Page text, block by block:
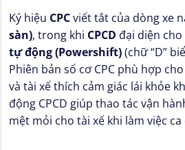
Ký hiệu CPCviết tắt của dòng xe
sàn), trong khi CPCD đại diện
tự động (Powershift)(chữ “D”
Phiên bản số cơ CPC phù hợp
và tài xế thích cảm giác lái khỏe
động CPCD giúp thao tác vận
mệt mỏi cho tài xế khi làm việc ca